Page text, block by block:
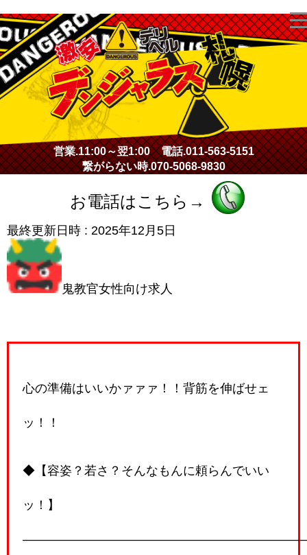
激安デリヘル・デンジャラス札幌
営業.11:00～翌1:00電話.011-563-5151
繋がらない時.070-5068-9830
お電話はこちら→
最終更新日時 : 2025年12月5日
鬼教官女性向け求人
心の準備はいいかァァァ！！背筋を伸ばせェ
ッ！！
◆【容姿？若さ？そんなもんに頼らんでいい
ッ！】